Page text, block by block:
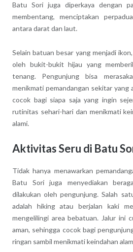
Batu Sori juga diperkaya dengan
membentang, menciptakan
antara darat dan laut.
Selain batuan besar yang menjadi
oleh bukit-bukit hijau yang
tenang. Pengunjung bisa
menikmati pemandangan sekitar yang
cocok bagi siapa saja yang ingin
rutinitas sehari-hari dan menikmati
alami.
Aktivitas Seru di Batu
Tidak hanya menawarkan
Batu Sori juga menyediakan
dilakukan oleh pengunjung. Salah
adalah hiking atau berjalan kaki
mengelilingi area bebatuan. Jalur ini
aman, sehingga cocok bagi
ringan sambil menikmati keindahan